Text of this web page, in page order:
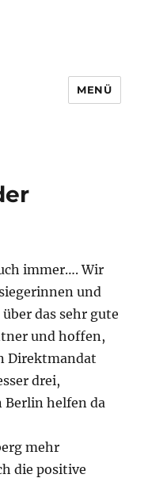
MENÜ
immer…. Wir
und
das sehr gute
und hoffen,
Direktmandat
drei,
Berlin helfen da
mehr
die positive